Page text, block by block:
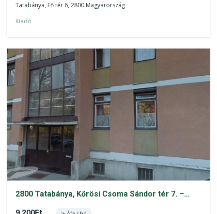
Tatabánya, Fő tér 6, 2800 Magyarország
Kiadó
2800 Tatabánya, Kőrösi Csoma Sándor tér 7. –